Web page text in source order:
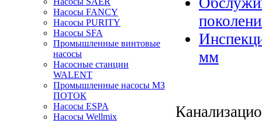
Насосы FANCY
Насосы PURITY
Насосы SFA
Промышленные винтовые
насосы
Насосные станции
WALENT
Промышленные насосы МЗ
ПОТОК
Насосы ESPA
Насосы Wellmix
мм